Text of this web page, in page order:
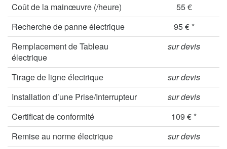
Coût de la mainœuvre (/heure)
55 €
Recherche de panne électrique
95 € *
Remplacement de Tableau
électrique
sur devis
Tirage de ligne électrique
sur devis
Installation d’une Prise/Interrupteur
sur devis
Certificat de conformité
109 € *
Remise au norme électrique
sur devis